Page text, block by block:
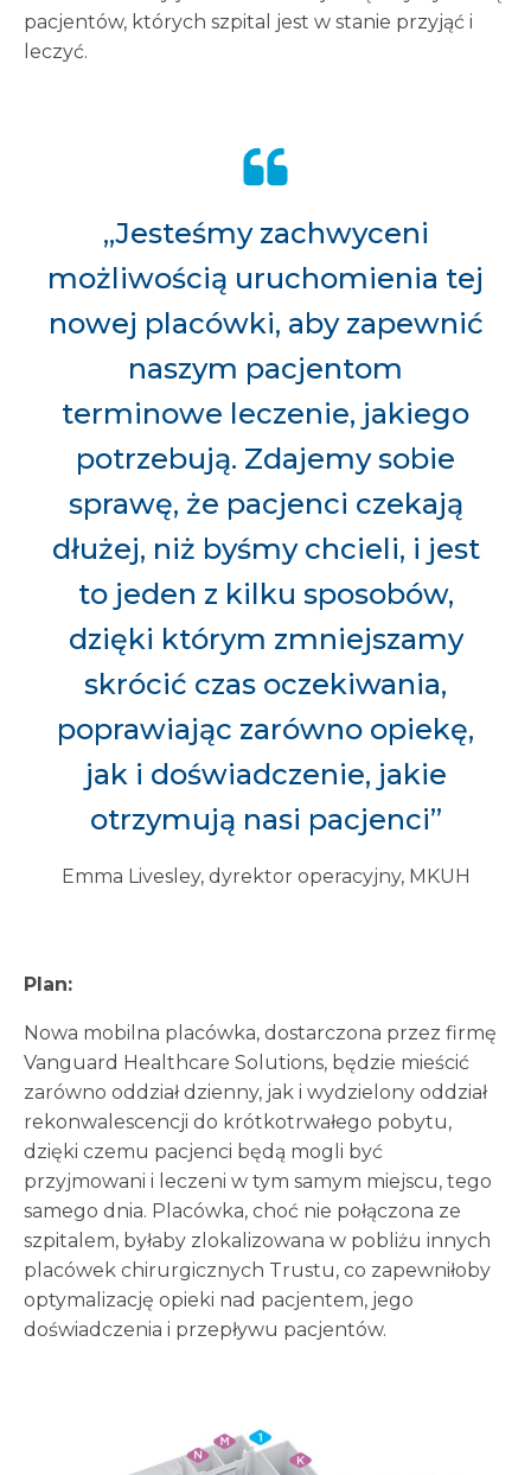
pacjentów, których szpital jest w stanie przyjąć i
leczyć.
„Jesteśmy zachwyceni
możliwością uruchomienia tej
nowej placówki, aby zapewnić
naszym pacjentom
terminowe leczenie, jakiego
potrzebują. Zdajemy sobie
sprawę, że pacjenci czekają
dłużej, niż byśmy chcieli, i jest
to jeden z kilku sposobów,
dzięki którym zmniejszamy
skrócić czas oczekiwania,
poprawiając zarówno opiekę,
jak i doświadczenie, jakie
otrzymują nasi pacjenci”
Emma Livesley, dyrektor operacyjny, MKUH
Plan:
Nowa mobilna placówka, dostarczona przez firmę
Vanguard Healthcare Solutions, będzie mieścić
zarówno oddział dzienny, jak i wydzielony oddział
rekonwalescencji do krótkotrwałego pobytu,
dzięki czemu pacjenci będą mogli być
przyjmowani i leczeni w tym samym miejscu, tego
samego dnia. Placówka, choć nie połączona ze
szpitalem, byłaby zlokalizowana w pobliżu innych
placówek chirurgicznych Trustu, co zapewniłoby
optymalizację opieki nad pacjentem, jego
doświadczenia i przepływu pacjentów.